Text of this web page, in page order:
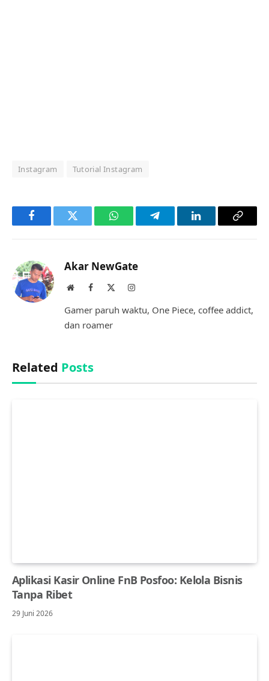
Instagram Tutorial Instagram
FacebookTwitter WhatsAppTelegramLinkedInCopy
Akar NewGate
WebsiteFacebook Instagram
Gamer paruh waktu, One Piece, coffee addict,
dan roamer
Related Posts
Aplikasi Kasir Online FnB Posfoo: Kelola Bisnis
Tanpa Ribet
29 Juni 2026